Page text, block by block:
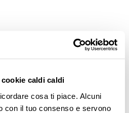
caldi caldi
cosa ti piace. Alcuni
con il tuo consenso e servono